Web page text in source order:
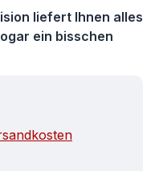
liefert Ihnen alles
ein bisschen